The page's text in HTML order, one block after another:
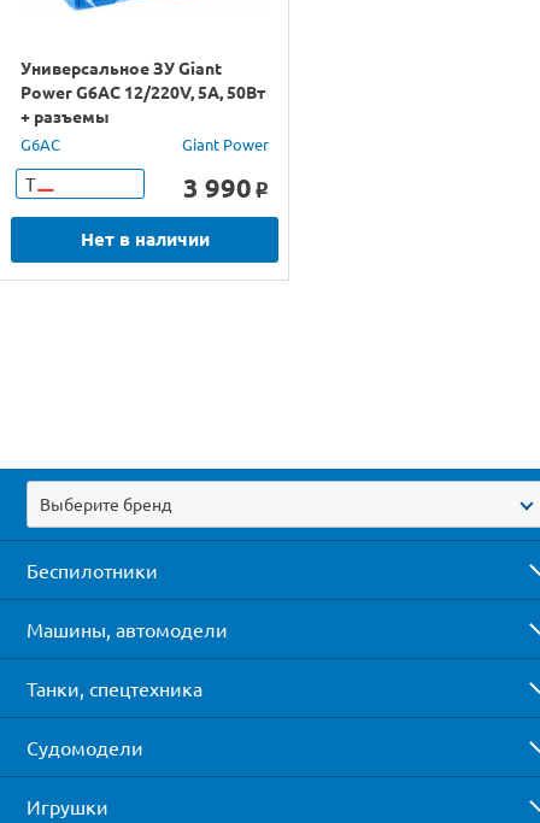
Универсальное ЗУ Giant
Power G6AC 12/220V, 5A, 50Вт
+ разъемы
G6AC Giant Power
Т 3 990 o
Нет в наличии
Выберите бренд
Беспилотники
Машины, автомодели
Танки, спецтехника
Судомодели
Игрушки